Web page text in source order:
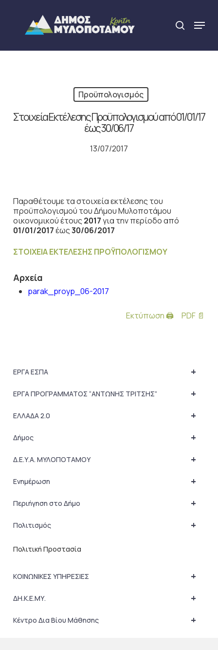
content
search
Menu
Προϋπολογισμός
Στοιχεία Εκτέλεσης Προϋπολογισμού από 01/01/17
έως 30/06/17
13/07/2017
Παραθέτουμε τα στοιχεία εκτέλεσης του
προϋπολογισμού του Δήμου Μυλοποτάμου
οικονομικού έτους 2017για την περίοδο από
01/01/2017έως30/06/2017
ΣΤΟΙΧΕΙΑ ΕΚΤΕΛΕΣΗΣ ΠΡΟΫΠΟΛΟΓΙΣΜΟΥ
Αρχεία
parak_proyp_06-2017
Εκτύπωση 🖨 PDF 📄
+
ΕΡΓΑ ΕΣΠΑ
+
ΕΡΓΑ ΠΡΟΓΡΑΜΜΑΤΟΣ “ΑΝΤΩΝΗΣ ΤΡΙΤΣΗΣ”
+
ΕΛΛΑΔΑ 2.0
+
Δήμος
+
Δ.Ε.Υ.Α. ΜΥΛΟΠΟΤΑΜΟΥ
+
Ενημέρωση
+
Περιήγηση στο Δήμο
+
Πολιτισμός
Πολιτική Προστασία
+
ΚΟΙΝΩΝΙΚΕΣ ΥΠΗΡΕΣΙΕΣ
+
ΔΗ.Κ.Ε.ΜΥ.
+
Κέντρο Δια Βίου Μάθησης
Close